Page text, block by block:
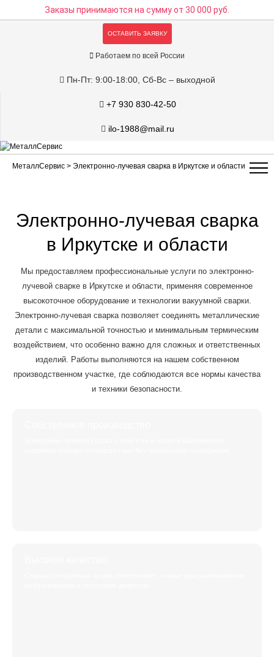
Заказы принимаются на суммуот 30 000 руб.
ОСТАВИТЬ ЗАЯВКУ
Работаем по всей России
Пн-Пт: 9:00-18:00, Сб-Вс – выходной
+7 930 830-42-50
ilo-1988@mail.ru
МеталлСервис > Электронно-лучевая сварка в Иркутске и области
Электронно-лучевая сварка
в Иркутске и области
Мы предоставляем профессиональные услуги по электронно-
лучевой сварке в Иркутске и области, применяя современное
высокоточное оборудование и технологии вакуумной сварки.
Электронно-лучевая сварка позволяет соединять металлические
детали с максимальной точностью и минимальным термическим
воздействием, что особенно важно для сложных и ответственных
изделий. Работы выполняются на нашем собственном
производственном участке, где соблюдаются все нормы качества
и техники безопасности.